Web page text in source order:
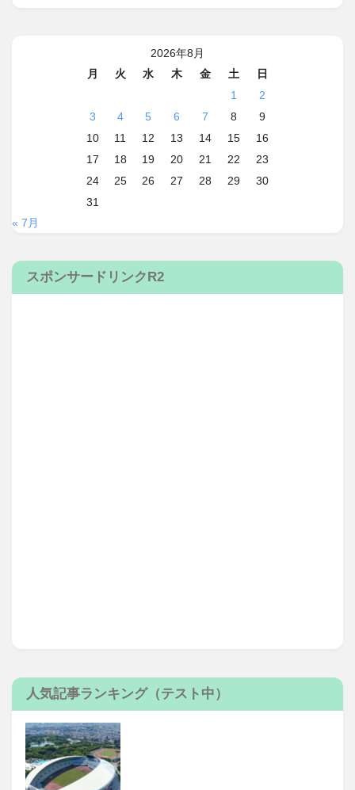
2026年8月
月
火 水 木 金 土
日
1
2
3
4 5 6 7 8
9
10
11 12 13 14 15
16
17
18 19 20 21 22
23
24
25 26 27 28 29
30
31
« 7月
スポンサードリンクR2
人気記事ランキング（テスト中）